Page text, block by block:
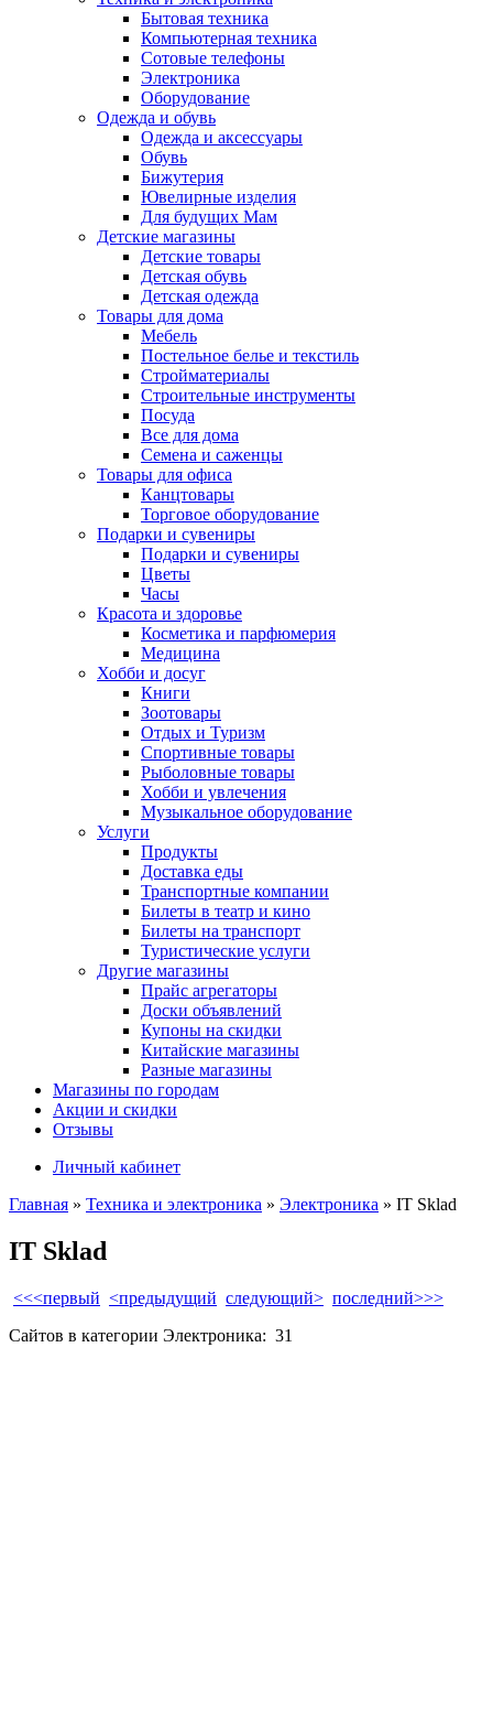
Бытовая техника
Компьютерная техника
Сотовые телефоны
Электроника
Оборудование
Одежда и обувь
Одежда и аксессуары
Обувь
Бижутерия
Ювелирные изделия
Для будущих Мам
Детские магазины
Детские товары
Детская обувь
Детская одежда
Товары для дома
Мебель
Постельное белье и текстиль
Стройматериалы
Строительные инструменты
Посуда
Все для дома
Семена и саженцы
Товары для офиса
Канцтовары
Торговое оборудование
Подарки и сувениры
Подарки и сувениры
Цветы
Часы
Красота и здоровье
Косметика и парфюмерия
Медицина
Хобби и досуг
Книги
Зоотовары
Отдых и Туризм
Спортивные товары
Рыболовные товары
Хобби и увлечения
Музыкальное оборудование
Услуги
Продукты
Доставка еды
Транспортные компании
Билеты в театр и кино
Билеты на транспорт
Туристические услуги
Другие магазины
Прайс агрегаторы
Доски объявлений
Купоны на скидки
Китайские магазины
Разные магазины
Магазины по городам
Акции и скидки
Отзывы
Личный кабинет
Главная » Техника и электроника » Электроника » IT Sklad
IT Sklad
<<<первый <предыдущий следующий> последний>>>
Сайтов в категории Электроника: 31